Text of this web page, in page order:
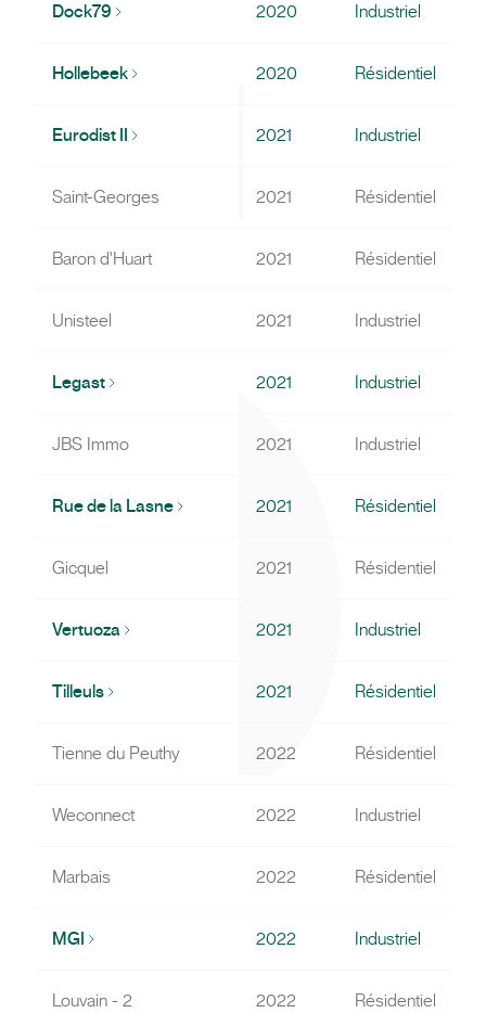
Dock79 2020 Industriel
Hollebeek 2020 Résidentiel
Eurodist II 2021 Industriel
Saint-Georges 2021 Résidentiel
Baron d'Huart 2021 Résidentiel
Unisteel 2021 Industriel
Legast 2021 Industriel
JBS Immo 2021 Industriel
Rue de la Lasne 2021 Résidentiel
Gicquel 2021 Résidentiel
Vertuoza 2021 Industriel
Tilleuls 2021 Résidentiel
Tienne du Peuthy 2022 Résidentiel
Weconnect 2022 Industriel
Marbais 2022 Résidentiel
MGI 2022 Industriel
Louvain - 2 2022 Résidentiel